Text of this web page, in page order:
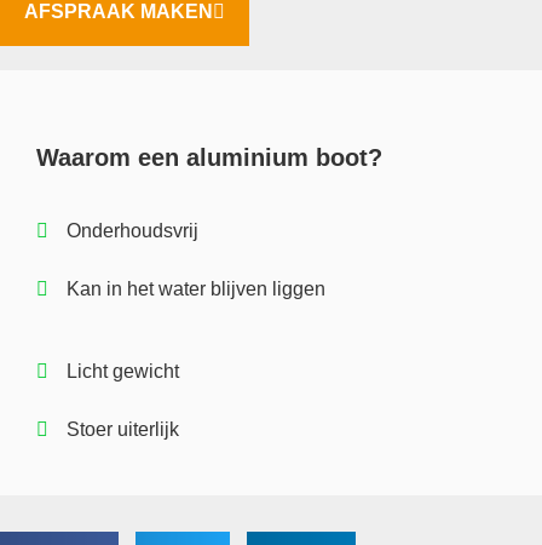
AFSPRAAK MAKEN
Waarom een aluminium boot?
Onderhoudsvrij
Kan in het water blijven liggen
Licht gewicht
Stoer uiterlijk